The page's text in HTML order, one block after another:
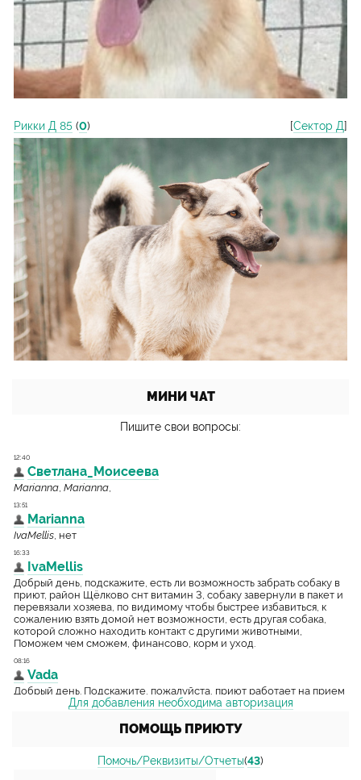
Рикки Д 85 (0) [Сектор Д]
МИНИ ЧАТ
Пишите свои вопросы:
Для добавления необходима авторизация
ПОМОЩЬ ПРИЮТУ
Помочь/Реквизиты/Отчеты(43)